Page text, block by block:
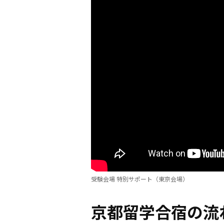
受験会場 特別サポート（東京会場）
京都留学合宿の流